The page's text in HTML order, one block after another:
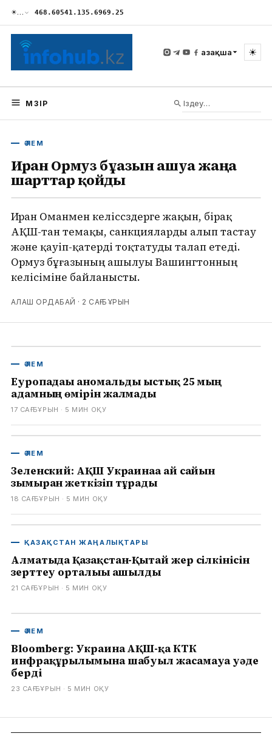
☀… 468.60541.135.6969.25
Қазақша ☀
МӘЗІР
ӘЛЕМ
Иран Ормуз бұғазын ашуға жаңа
шарттар қойды
Иран Оманмен келіссөздерге жақын, бірақ
АҚШ-тан өтемақы, санкцияларды алып тастау
және қауіп-қатерді тоқтатуды талап етеді.
Ормуз бұғазының ашылуы Вашингтонның
келісіміне байланысты.
АЛАШ ОРДАБАЙ · 2 САҒ БҰРЫН
ӘЛЕМ
Еуропадағы аномальды ыстық 25 мың
адамның өмірін жалмады
17 САҒ БҰРЫН · 5 МИН ОҚУ
ӘЛЕМ
Зеленский: АҚШ Украинаға ай сайын
зымыран жеткізіп тұрады
18 САҒ БҰРЫН · 5 МИН ОҚУ
ҚАЗАҚСТАН ЖАҢАЛЫҚТАРЫ
Алматыда Қазақстан-Қытай жер сілкінісін
зерттеу орталығы ашылды
21 САҒ БҰРЫН · 5 МИН ОҚУ
ӘЛЕМ
Bloomberg: Украина АҚШ-қа КТК
инфрақұрылымына шабуыл жасамауға уәде
берді
23 САҒ БҰРЫН · 5 МИН ОҚУ